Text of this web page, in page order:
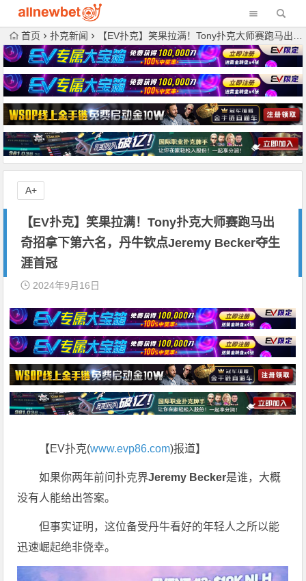
首页 扑克新闻 【EV扑克】笑果拉满！Tony扑克大师赛跑马出奇招拿下第六名，丹牛钦点Jeremy Becker夺生涯首冠
【EV扑克】笑果拉满！Tony扑克大师赛跑马出
奇招拿下第六名，丹牛钦点Jeremy Becker夺生
涯首冠
2024年9月16日
【EV扑克(www.evp86.com)报道】
如果你两年前问扑克界Jeremy Becker是谁，大概
没有人能给出答案。
但事实证明，这位备受丹牛看好的年轻人之所以能
迅速崛起绝非侥幸。
A+